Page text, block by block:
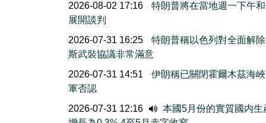
2026-08-02 17:16
特朗普將在當地週一下午
展開談判
2026-07-31 16:25
特朗普稱以色列對全面解
斯武裝協議非常滿意
2026-07-31 14:51
伊朗稱已關閉霍爾木茲海
軍否認
2026-07-31 12:16
本國5月份的實質國内生